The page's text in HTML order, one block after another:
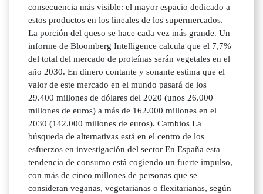
consecuencia más visible: el mayor espacio dedicado a
estos productos en los lineales de los supermercados.
La porción del queso se hace cada vez más grande. Un
informe de Bloomberg Intelligence calcula que el 7,7%
del total del mercado de proteínas serán vegetales en el
año 2030. En dinero contante y sonante estima que el
valor de este mercado en el mundo pasará de los
29.400 millones de dólares del 2020 (unos 26.000
millones de euros) a más de 162.000 millones en el
2030 (142.000 millones de euros). Cambios La
búsqueda de alternativas está en el centro de los
esfuerzos en investigación del sector En España esta
tendencia de consumo está cogiendo un fuerte impulso,
con más de cinco millones de personas que se
consideran veganas, vegetarianas o flexitarianas, según